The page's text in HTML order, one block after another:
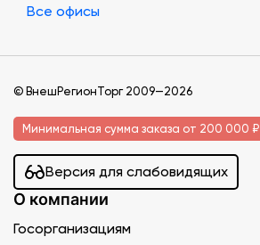
Все офисы
© ВнешРегионТорг 2009—2026
Минимальная сумма заказа от 200 000 ₽
Версия для слабовидящих
О компании
Госорганизациям